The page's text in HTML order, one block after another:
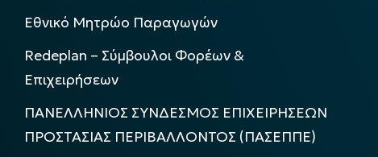
Εθνικό Μητρώο Παραγωγών
Redeplan – Σύμβουλοι Φορέων &
Επιχειρήσεων
ΠΑΝΕΛΛΗΝΙΟΣ ΣΥΝΔΕΣΜΟΣ ΕΠΙΧΕΙΡΗΣΕΩΝ
ΠΡΟΣΤΑΣΙΑΣ ΠΕΡΙΒΑΛΛΟΝΤΟΣ (ΠΑΣΕΠΠΕ)